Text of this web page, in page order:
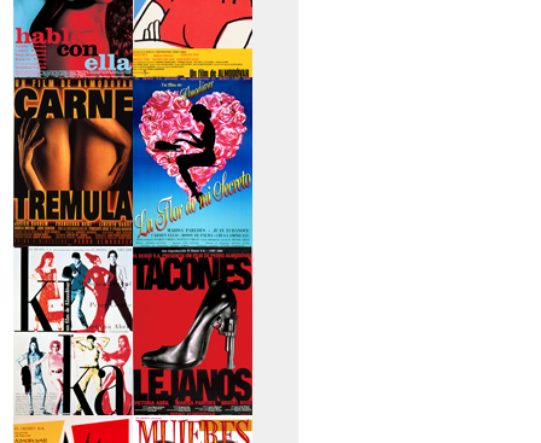
>Hable con ella
>Todo sobre mi
madre
>Carne trémula
>La flor de mi
secreto
>Kika >Tacones lejanos